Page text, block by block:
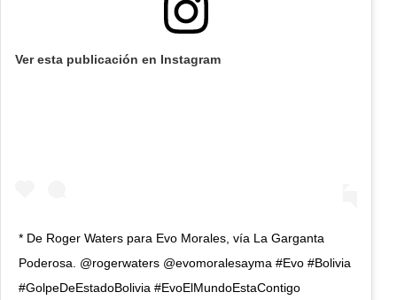
Ver esta publicación en Instagram
* De Roger Waters para Evo Morales, vía La Garganta
Poderosa. @rogerwaters @evomoralesayma #Evo #Bolivia
#GolpeDeEstadoBolivia #EvoElMundoEstaContigo